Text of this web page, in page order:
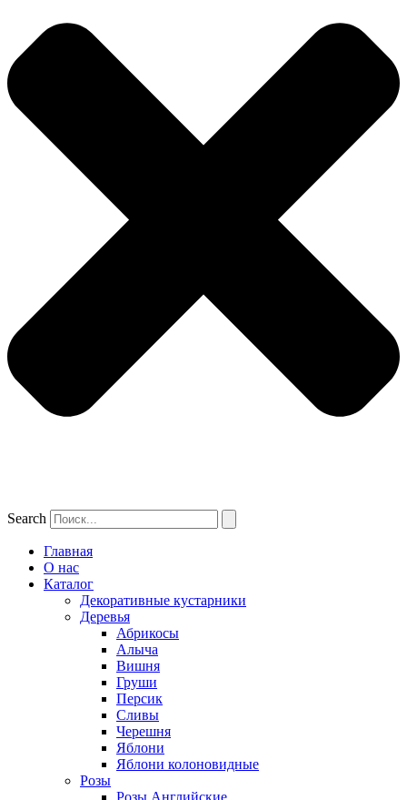
Search
Главная
О нас
Каталог
Декоративные кустарники
Деревья
Абрикосы
Алыча
Вишня
Груши
Персик
Сливы
Черешня
Яблони
Яблони колоновидные
Розы
Розы Английские